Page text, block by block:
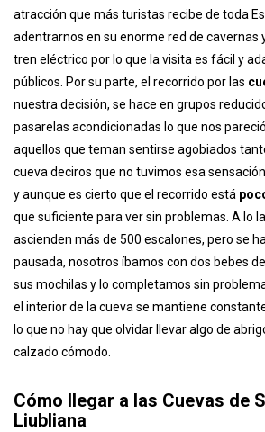
atracción que más turistas recibe de toda
adentrarnos en su enorme red de cavernas
tren eléctrico por lo que la visita es fácil y
públicos. Por su parte, el recorrido por las
nuestra decisión, se hace en grupos
pasarelas acondicionadas lo que nos
aquellos que teman sentirse agobiados
cueva deciros que no tuvimos esa
y aunque es cierto que el recorrido está
que suficiente para ver sin problemas. A lo
ascienden más de 500 escalones, pero se
pausada, nosotros íbamos con dos bebes
sus mochilas y lo completamos sin
el interior de la cueva se mantiene
lo que no hay que olvidar llevar algo de
calzado cómodo.
Cómo llegar a las Cuevas de
Liubliana